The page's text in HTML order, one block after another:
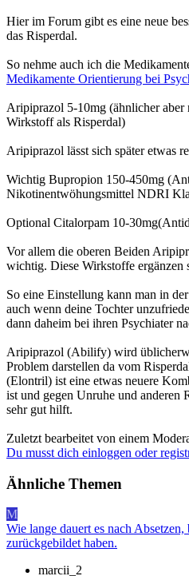
Hier im Forum gibt es eine neue
das Risperdal.
So nehme auch ich die
Medikamente Orientierung bei
Aripiprazol 5-10mg (ähnlicher aber
Wirkstoff als Risperdal)
Aripiprazol lässt sich später etwas
Wichtig Bupropion 150-450mg
Nikotinentwöhungsmittel NDRI
Optional Citalorpam 10-
Vor allem die oberen Beiden
wichtig. Diese Wirkstoffe ergänzen
So eine Einstellung kann man in
auch wenn deine Tochter
dann daheim bei ihren Psychiater
Aripiprazol (Abilify) wird
Problem darstellen da vom
(Elontril) ist eine etwas neuere
ist und gegen Unruhe und anderen
sehr gut hilft.
Zuletzt bearbeitet von einem
Du musst dich einloggen oder
Ähnliche Themen
M
Wie lange dauert es nach
zurückgebildet haben.
marcii_2